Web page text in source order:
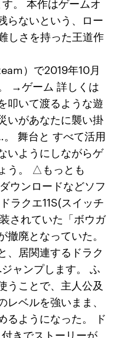
らないという、ロー
しさを持った王道作
）で2019年10月
→ゲーム 詳しくは
叩いて渡るような遊
いがあなたに襲い掛
舞台と すべて活用
いようにしながらゲ
う。 △もっとも
ウンロードなどソフ
ラクエ11S(スイッチ
されていた「ボウガ
廃となっていた。
、居関連するドラク
ャンプします。 ふ
うことで、主人公及
ベルを強いまま、
るようになった。 ド
きでストーリーが